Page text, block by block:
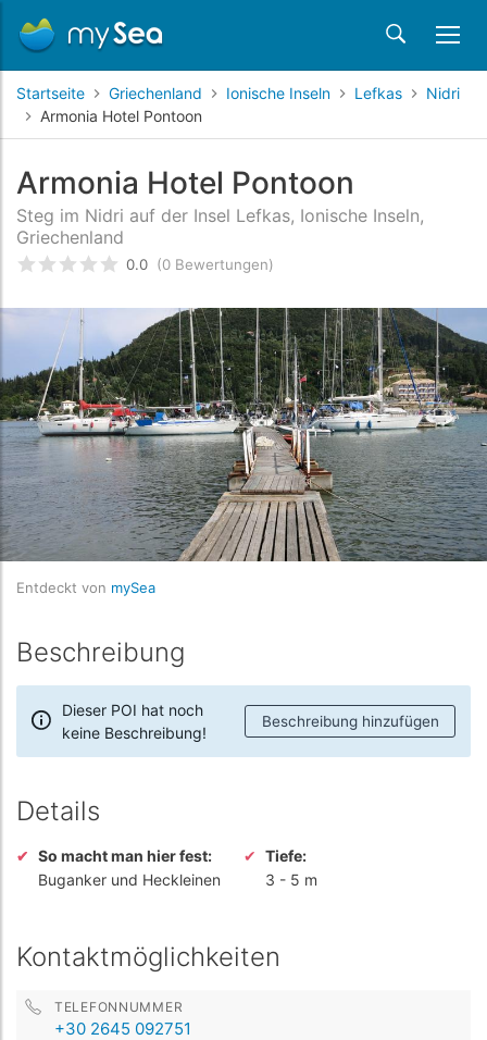
Startseite Griechenland Ionische Inseln Lefkas
Nidri
Armonia Hotel Pontoon
Armonia Hotel Pontoon
Steg im Nidri auf der Insel Lefkas, Ionische Inseln,
Griechenland
bewertet0 /5 beyogen auf
0.0 (0 Bewertungen)
Entdeckt von mySea
Beschreibung
Dieser POI hat noch
keine Beschreibung!
Beschreibung hinzufügen
Details
So macht man hier fest:
Buganker und Heckleinen
Tiefe:
3 - 5 m
Kontaktmöglichkeiten
TELEFONNUMMER
+30 2645 092751